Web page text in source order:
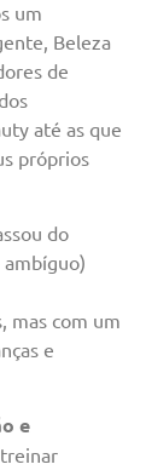
um
Beleza
de
até as que
próprios
do
mas com um
e
e